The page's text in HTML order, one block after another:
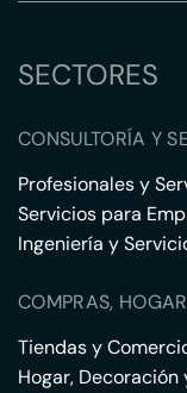
SECTORES
CONSULTORÍA Y
Profesionales y
Servicios para
Ingeniería y
COMPRAS,
Tiendas y
Hogar,